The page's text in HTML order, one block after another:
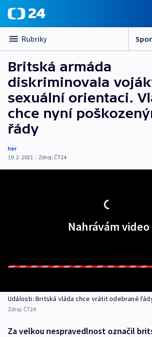
Rubriky
Britská armáda
diskriminovala
sexuální orientaci.
chce nyní
řády
her
19. 2. 2021 | Zdroj: ČT24
Nahrávám video
Události: Britská vláda chce vrátit odebrané
Zdroj: ČT24
Za velkou nespravedlnost označil